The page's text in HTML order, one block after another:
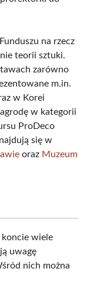
na rzecz
teorii sztuki.
zarówno
m.in.
w Korei
w kategorii
ProDeco
się w
oraz Muzeum
wiele
uwagę
nich można